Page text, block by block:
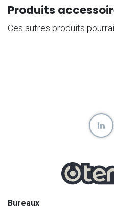
Produits
Ces autres produits
Bureaux